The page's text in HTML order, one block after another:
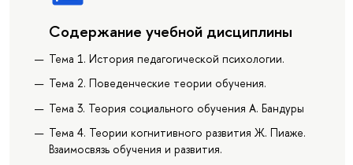
Содержание учебной дисциплины
Тема 1. История педагогической психологии.
Тема 2. Поведенческие теории обучения.
Тема 3. Теория социального обучения А. Бандуры
Тема 4. Теории когнитивного развития Ж. Пиаже.
Взаимосвязь обучения и развития.